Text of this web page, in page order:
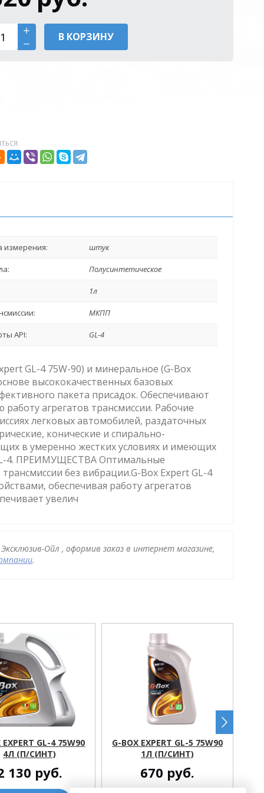
В КОРЗИНУ
измерения: штук
Полусинтетическое
1л
МКПП
API: GL-4
GL-4 75W-90) и минеральное (G-Box
высококачественных базовых
пакета присадок. Обеспечивают
агрегатов трансмиссии. Рабочие
легковых автомобилей, раздаточных
конические и спирально-
в умеренно жестких условиях и имеющих
4. ПРЕИМУЩЕСТВА Оптимальные
без вибрации.G-Box Expert GL-4
обеспечивая работу агрегатов
увелич
Ойл , оформив заказ в интернет магазине,
.
EXPERT GL-4 75W90
4Л (П/СИНТ)
130 руб.
G-BOX EXPERT GL-5 75W90
1Л (П/СИНТ)
670 руб.